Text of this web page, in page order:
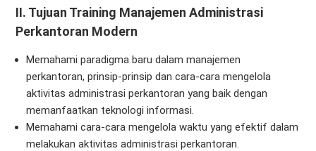
II. Tujuan Training Manajemen Administrasi
Perkantoran Modern
Memahami paradigma baru dalam manajemen
perkantoran, prinsip-prinsip dan cara-cara mengelola
aktivitas administrasi perkantoran yang baik dengan
memanfaatkan teknologi informasi.
Memahami cara-cara mengelola waktu yang efektif dalam
melakukan aktivitas administrasi perkantoran.